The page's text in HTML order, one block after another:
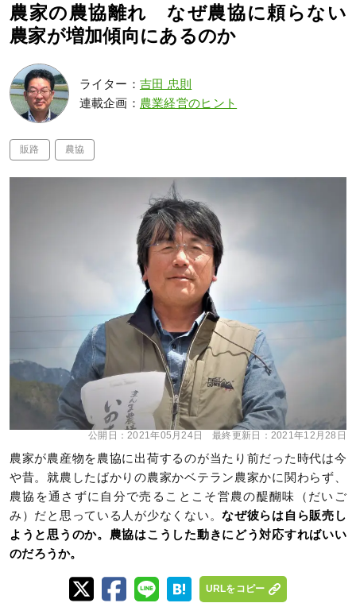
農家の農協離れ なぜ農協に頼らない
農家が増加傾向にあるのか
ライター： 吉田 忠則
連載企画： 農業経営のヒント
販路 農協
公開日：2021年05月24日 最終更新日： 2021年12月28日
農家が農産物を農協に出荷するのが当たり前だった時代は今
や昔。就農したばかりの農家かベテラン農家かに関わらず、
農協を通さずに自分で売ることこそ営農の醍醐味（だいご
み）だと思っている人が少なくない。なぜ彼らは自ら販売し
ようと思うのか。農協はこうした動きにどう対応すればいい
のだろうか。
URLをコピー